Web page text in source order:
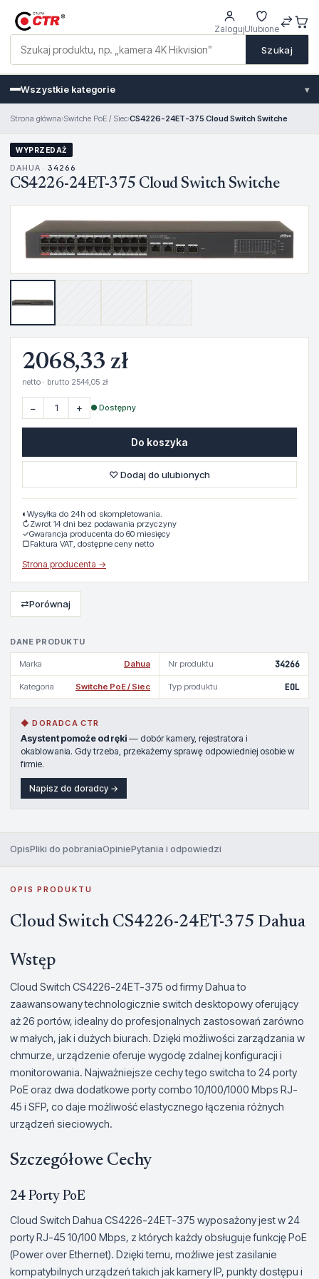
Szukaj
ZalogujUlubione
Wszystkie kategorie ▾
Strona główna›Switche PoE / Siec›CS4226-24ET-375 Cloud Switch Switche
WYPRZEDAŻ
DAHUA · 34266
CS4226-24ET-375 Cloud Switch Switche
DANE PRODUKTU
Marka Dahua Nr produktu 34266
Kategoria Switche PoE / Siec Typ produktu EOL
◆ DORADCA CTR
Asystent pomoże od ręki — dobór kamery, rejestratora i
okablowania. Gdy trzeba, przekażemy sprawę odpowiedniej osobie w
firmie.
Napisz do doradcy →
2068,33 zł
netto · brutto 2544,05 zł
− + ● Dostępny
Do koszyka
♡ Dodaj do ulubionych
◐ Wysyłka do 24h od skompletowania.
↻Zwrot 14 dni bez podawania przyczyny
✓Gwarancja producenta do 60 miesięcy
▢Faktura VAT, dostępne ceny netto
Strona producenta →
⇄Porównaj
OpisPliki do pobraniaOpiniePytania i odpowiedzi
OPIS PRODUKTU
Cloud Switch CS4226-24ET-375 Dahua
Wstęp
Cloud Switch CS4226-24ET-375 od firmy Dahua to
zaawansowany technologicznie switch desktopowy oferujący
aż 26 portów, idealny do profesjonalnych zastosowań zarówno
w małych, jak i dużych biurach. Dzięki możliwości zarządzania w
chmurze, urządzenie oferuje wygodę zdalnej konfiguracji i
monitorowania. Najważniejsze cechy tego switcha to 24 porty
PoE oraz dwa dodatkowe porty combo 10/100/1000 Mbps RJ-
45 i SFP, co daje możliwość elastycznego łączenia różnych
urządzeń sieciowych.
Szczegółowe Cechy
24 Porty PoE
Cloud Switch Dahua CS4226-24ET-375 wyposażony jest w 24
porty RJ-45 10/100 Mbps, z których każdy obsługuje funkcję PoE
(Power over Ethernet). Dzięki temu, możliwe jest zasilanie
kompatybilnych urządzeń takich jak kamery IP, punkty dostępu i